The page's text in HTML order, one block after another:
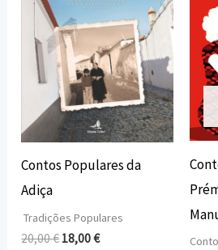
Contos Populares da
Adiça
Tradições Populares
20,00€ 18,00€